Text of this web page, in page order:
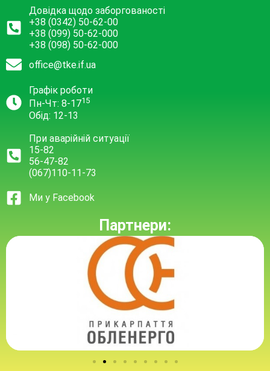
Довідка щодо заборгованості
+38 (0342) 50-62-00
+38 (099) 50-62-000
+38 (098) 50-62-000
office@tke.if.ua
Графік роботи
Пн-Чт: 8-1715
Обід: 12-13
При аварійній ситуації
15-82
56-47-82
(067)110-11-73
Ми у Facebook
Партнери: